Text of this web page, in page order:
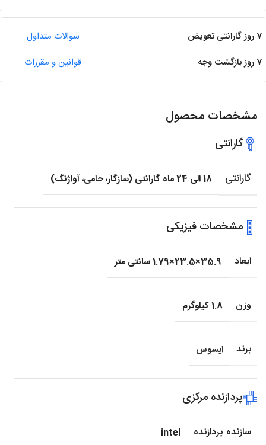
7 روز گارانتی تعویض
سوالات متداول
7 روز بازگشت وجه
قوانین و مقررات
مشخصات محصول
گارانتی
گارانتی 18 الی 24 ماه گارانتی (سازگار، حامی، آواژنگ)
مشخصات فیزیکی
ابعاد 35.9×23.5×1.79 سانتی متر
وزن 1.8 کیلوگرم
برند ایسوس
پردازنده مرکزی
سازنده پردازنده intel